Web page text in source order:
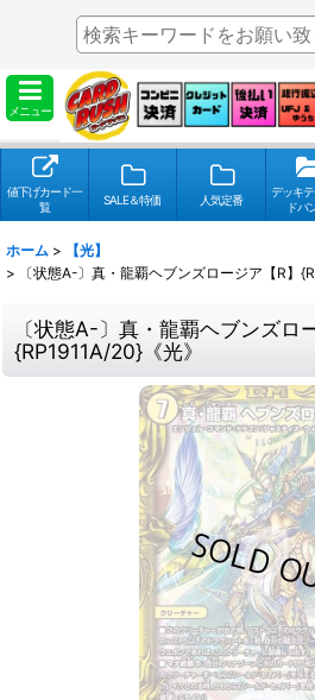
メニュー
値下げカード一
覧
SALE＆特価 人気定番
デッキ
ドバ
ホーム >
【光】
>
〔状態A-〕真・龍覇ヘブンズロージア【R】
〔状態A-〕真・龍覇ヘブンズロ
{RP1911A/20}《光》